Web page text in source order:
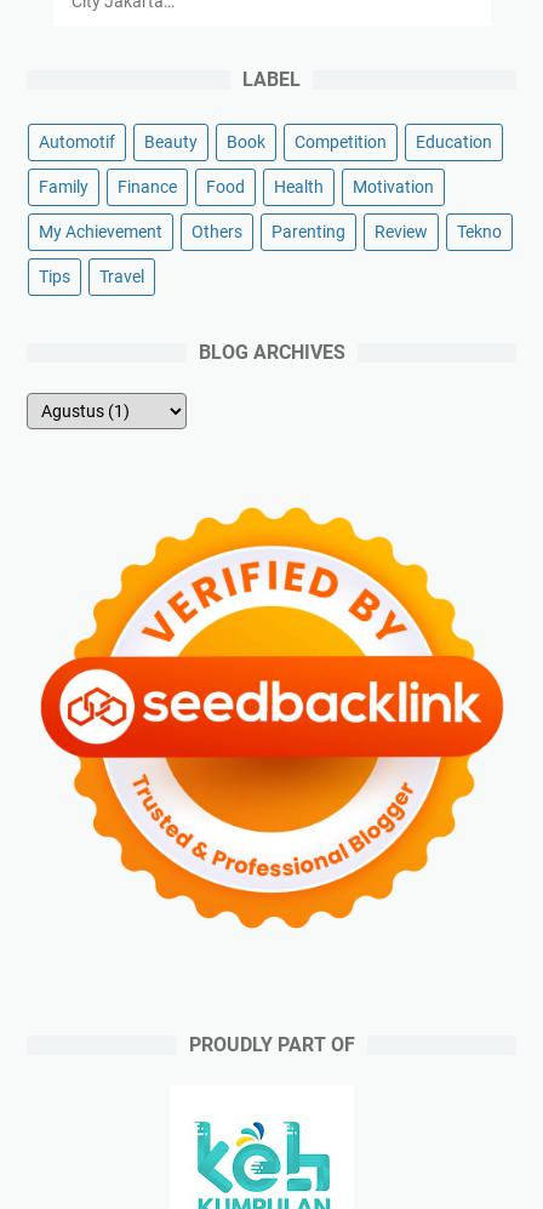
LABEL
Automotif Beauty Book Competition Education
Family Finance Food Health Motivation
My Achievement Others Parenting Review Tekno
Tips Travel
BLOG ARCHIVES
PROUDLY PART OF